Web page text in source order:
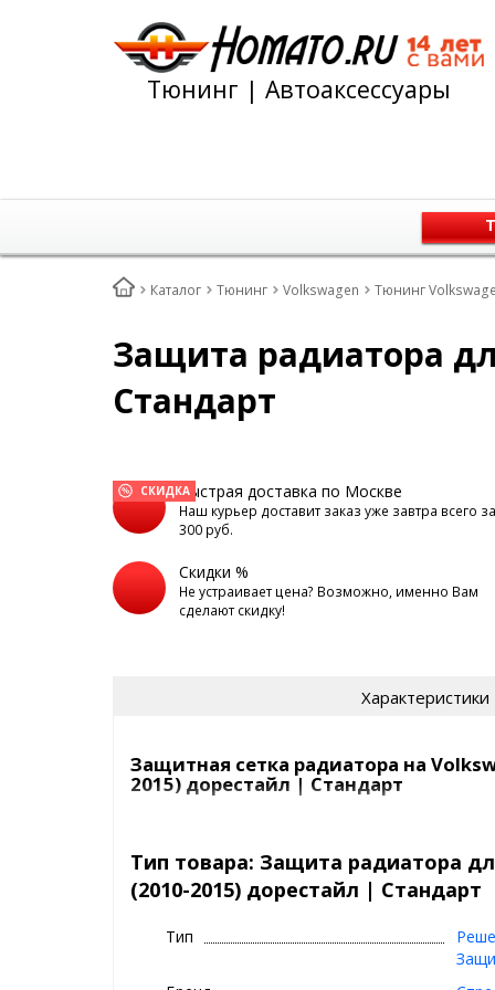
Тюнинг | Автоаксессуары
Каталог Тюнинг Volkswagen Тюнинг
Защита радиатора
Стандарт
СКИДКАБыстрая доставка по Москве
Наш курьер доставит заказ уже завтра всего за
300 руб.
Скидки %
Не устраивает цена? Возможно, именно Вам
сделают скидку!
Характеристики
Защитная сетка радиатора на
2015) дорестайл | Стандарт
Сетка на радиатор Volkswagen Amarok (2010-
автомобиль от насекомых, камней, мусора и
Самый продаваемый вариант среди защитных
СТАНДАРТ
Тип товара: Защита радиатора
(2010-2015) дорестайл | Стандарт
Тип